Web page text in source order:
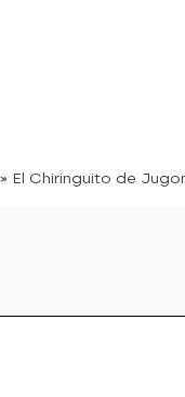
» El Chiringuito de